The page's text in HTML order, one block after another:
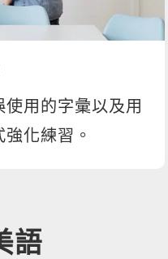
用的字彙以及用
化練習。
語